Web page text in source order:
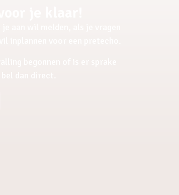
aan wil melden, als je vragen
inplannen voor een pretecho.
begonnen of is er sprake